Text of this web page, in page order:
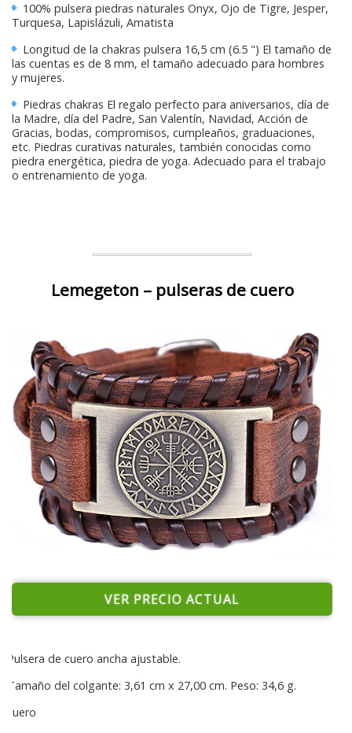
100% pulsera piedras naturales Onyx, Ojo de Tigre, Jesper,
Turquesa, Lapislázuli, Amatista
Longitud de la chakras pulsera 16,5 cm (6.5 ") El tamaño de
las cuentas es de 8 mm, el tamaño adecuado para hombres
y mujeres.
Piedras chakras El regalo perfecto para aniversarios, día de
la Madre, día del Padre, San Valentín, Navidad, Acción de
Gracias, bodas, compromisos, cumpleaños, graduaciones,
etc. Piedras curativas naturales, también conocidas como
piedra energética, piedra de yoga. Adecuado para el trabajo
o entrenamiento de yoga.
Lemegeton – pulseras de cuero
VER PRECIO ACTUAL
Pulsera de cuero ancha ajustable.
Tamaño del colgante: 3,61 cm x 27,00 cm. Peso: 34,6 g.
cuero